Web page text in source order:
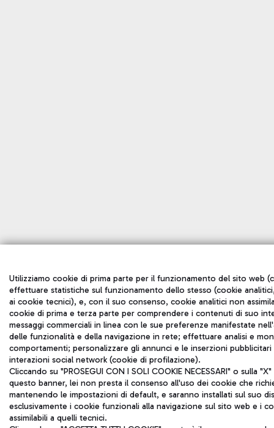
Utilizziamo cookie di prima parte per il funzionamento del sito web
effettuare statistiche sul funzionamento dello stesso (cookie
ai cookie tecnici), e, con il suo consenso, cookie analitici non
cookie di prima e terza parte per comprendere i contenuti di suo
messaggi commerciali in linea con le sue preferenze manifestate
delle funzionalità e della navigazione in rete; effettuare analisi e
comportamenti; personalizzare gli annunci e le inserzioni
interazioni social network (cookie di profilazione).
Cliccando su "PROSEGUI CON I SOLI COOKIE NECESSARI" o sulla
questo banner, lei non presta il consenso all'uso dei cookie che
mantenendo le impostazioni di default, e saranno installati sul suo
esclusivamente i cookie funzionali alla navigazione sul sito web e i
assimilabili a quelli tecnici.